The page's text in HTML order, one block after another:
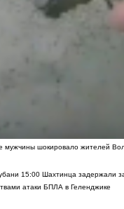
мужчины шокировало жителей
15:00 Шахтинца задержали
атаки БПЛА в Геленджике